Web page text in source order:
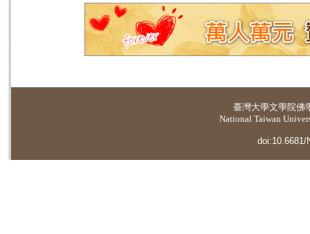
臺灣大學文學院佛
National Taiwan
doi:10.6681/